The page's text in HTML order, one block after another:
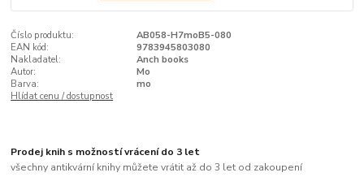
Číslo produktu:
AB058-H7moB5-080
EAN kód:
9783945803080
Nakladatel:
Anch books
Autor:
Mo
Barva:
mo
Hlídat cenu / dostupnost
Prodej knih s možností vrácení do 3 let
všechny antikvární knihy můžete vrátit až do 3 let od zakoupení